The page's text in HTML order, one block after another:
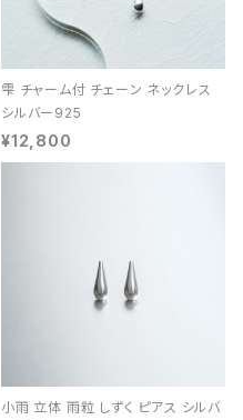
雫 チャーム付 チェーン ネックレス
シルバー925
¥12,800
小雨 立体 雨粒 しずく ピアス シルバ